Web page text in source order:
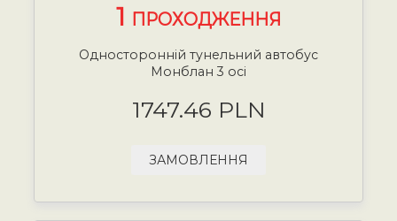
1 ПРОХОДЖЕННЯ
Односторонній тунельний автобус
Монблан 3 осі
1747.46 PLN
ЗАМОВЛЕННЯ